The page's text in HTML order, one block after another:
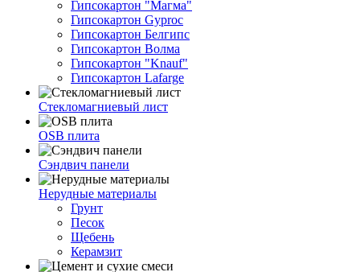
Гипсокартон "Магма"
Гипсокартон Gyproc
Гипсокартон Белгипс
Гипсокартон Волма
Гипсокартон "Knauf"
Гипсокартон Lafarge
Стекломагниевый лист
OSB плита
Сэндвич панели
Нерудные материалы
Грунт
Песок
Щебень
Керамзит